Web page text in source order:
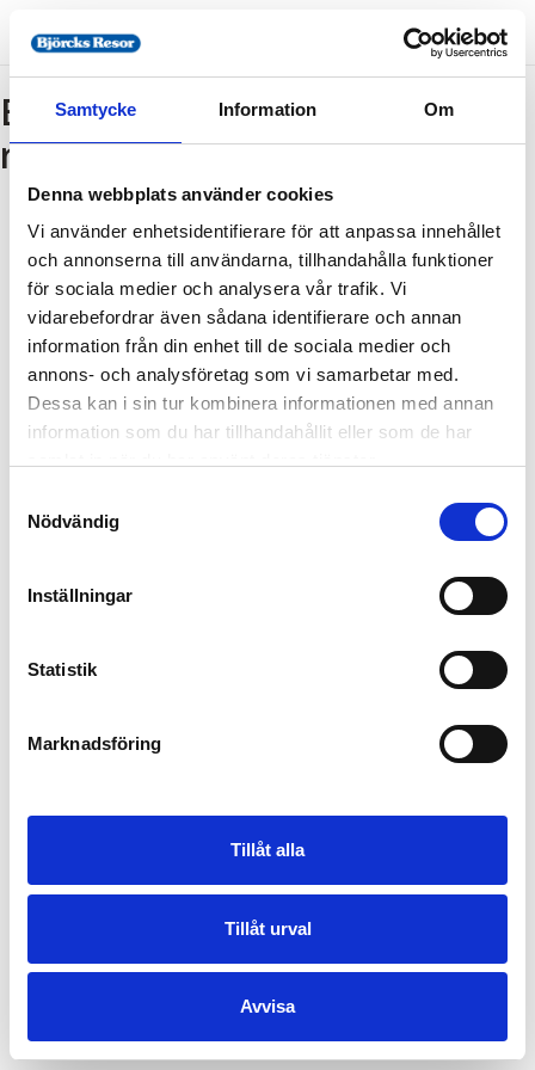
Samtycke Information Om
Denna webbplats använder cookies
Vi använder enhetsidentifierare för att anpassa innehållet
och annonserna till användarna, tillhandahålla funktioner
för sociala medier och analysera vår trafik. Vi
vidarebefordrar även sådana identifierare och annan
information från din enhet till de sociala medier och
annons- och analysföretag som vi samarbetar med.
Dessa kan i sin tur kombinera informationen med annan
information som du har tillhandahållit eller som de har
Nödvändig
Inställningar
Statistik
Marknadsföring
Tillåt alla
Tillåt urval
Avvisa
Bokning - Tillbaka till
resebeskrivningen
Tillbaka till resebeskrivningen
1. Antal resenärer och rum
2. Personupplysningar
3. Betalning
Fel